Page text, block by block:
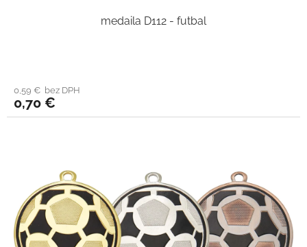
medaila D112 - futbal
0,59 € bez DPH
0,70 €